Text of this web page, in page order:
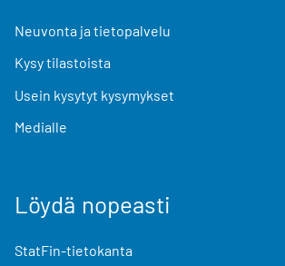
Neuvonta ja tietopalvelu
Kysy tilastoista
Usein kysytyt kysymykset
Medialle
Löydä nopeasti
StatFin-tietokanta